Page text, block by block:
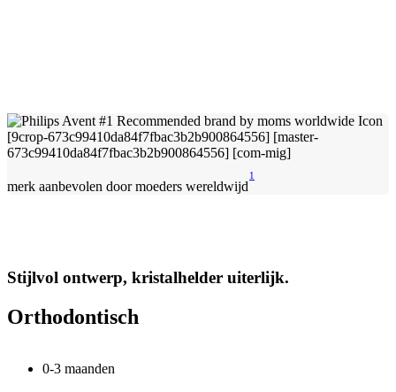
merk aanbevolen door moeders wereldwijd
1
Stijlvol ontwerp, kristalhelder uiterlijk.
Orthodontisch
0-3 maanden